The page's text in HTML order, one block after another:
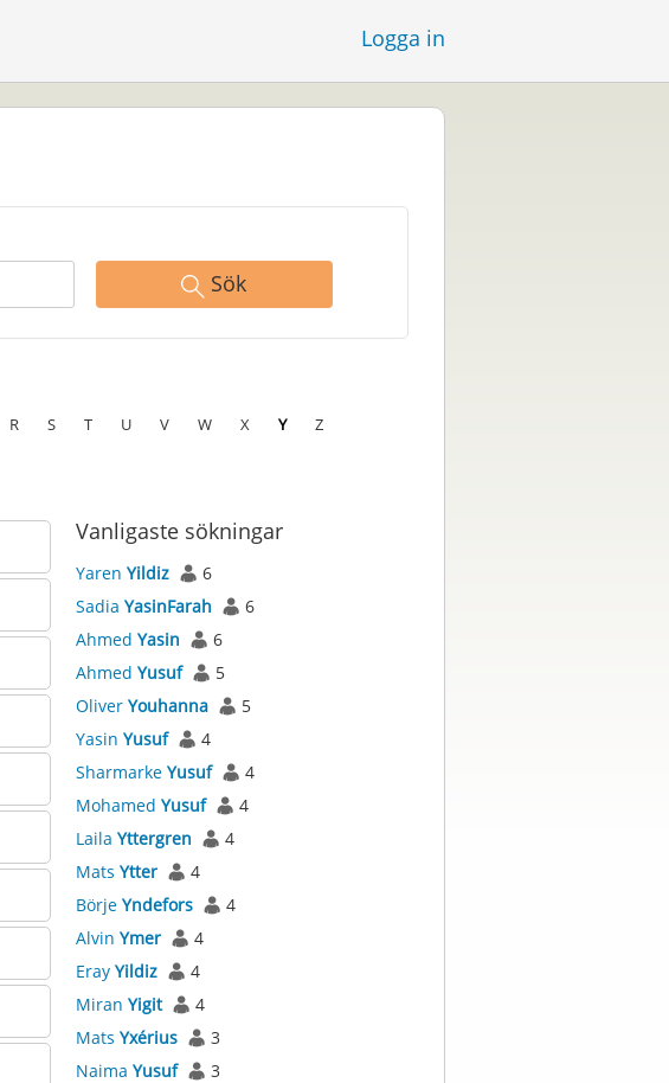
Logga in
Sök
R S T U V W X Y Z
Vanligaste sökningar
Yaren Yildiz
6
Sadia YasinFarah
6
Ahmed Yasin
6
Ahmed Yusuf
5
Oliver Youhanna
5
Yasin Yusuf
4
Sharmarke Yusuf
4
Mohamed Yusuf
4
Laila Yttergren
4
Mats Ytter
4
Börje Yndefors
4
Alvin Ymer
4
Eray Yildiz
4
Miran Yigit
4
Mats Yxérius
3
Naima Yusuf
3